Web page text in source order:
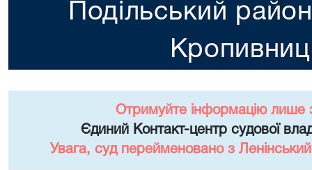
Подільський
Отримуйте інформацію лише
Єдиний Контакт-центр судової
Увага, суд перейменовано з